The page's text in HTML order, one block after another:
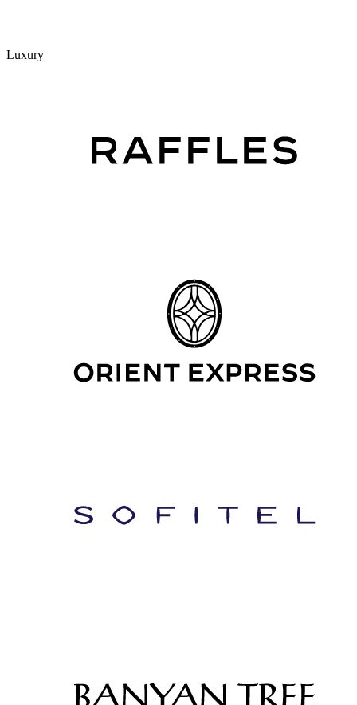
Luxury